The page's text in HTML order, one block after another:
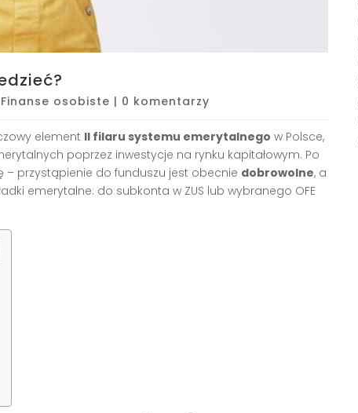
Finanse osobiste | 0 komentarzy
element II filaru systemu emerytalnego w Polsce,
poprzez inwestycje na rynku kapitałowym. Po
– przystąpienie do funduszu jest obecnie dobrowolne, a
emerytalne: do subkonta w ZUS lub wybranego OFE